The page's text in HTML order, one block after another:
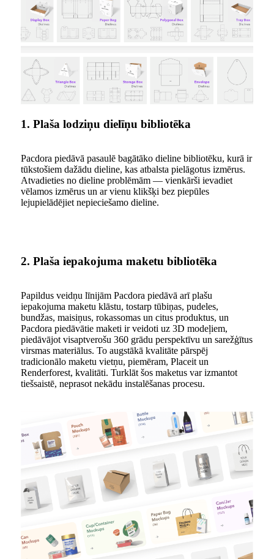
1. Plaša lodziņu dielīņu bibliotēka
Pacdora piedāvā pasaulē bagātāko dieline bibliotēku, kurā ir
tūkstošiem dažādu dieline, kas atbalsta pielāgotus izmērus.
Atvadieties no dieline problēmām — vienkārši ievadiet
vēlamos izmērus un ar vienu klikšķi bez piepūles
lejupielādējiet nepieciešamo dieline.
2. Plaša iepakojuma maketu bibliotēka
Papildus veidņu līnijām Pacdora piedāvā arī plašu
iepakojuma maketu klāstu, tostarp tūbiņas, pudeles,
bundžas, maisiņus, rokassomas un citus produktus, un
Pacdora piedāvātie maketi ir veidoti uz 3D modeļiem,
piedāvājot visaptverošu 360 grādu perspektīvu un sarežģītus
virsmas materiālus. To augstākā kvalitāte pārspēj
tradicionālo maketu vietņu, piemēram, Placeit un
Renderforest, kvalitāti. Turklāt šos maketus var izmantot
tiešsaistē, neprasot nekādu instalēšanas procesu.